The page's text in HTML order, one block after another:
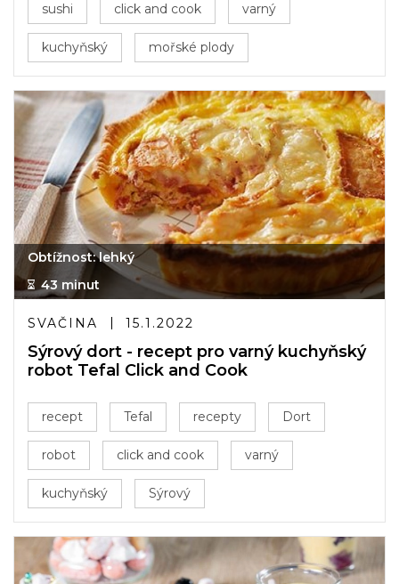
sushi click and cook varný
kuchyňský mořské plody
Obtížnost: lehký
43 minut
SVAČINA 15.1.2022
Sýrový dort - recept pro varný kuchyňský
robot Tefal Click and Cook
recept Tefal recepty Dort
robot click and cook varný
kuchyňský Sýrový